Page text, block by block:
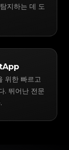
지하는 데 도
한 빠르고
. 뛰어난 전문